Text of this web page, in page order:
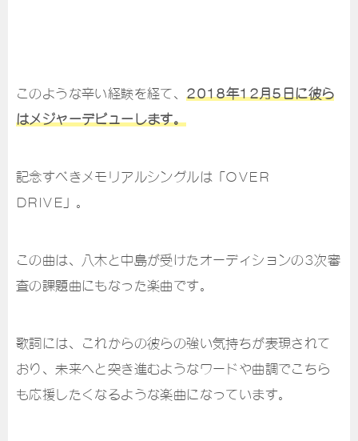
このような辛い経験を経て、 2018年12月5日に彼ら
はメジャーデビューします。
記念すべきメモリアルシングルは「OVER
DRIVE」。
この曲は、八木と中島が受けたオーディションの3次審
査の課題曲にもなった楽曲です。
歌詞には、これからの彼らの強い気持ちが表現されて
おり、未来へと突き進むようなワードや曲調でこちら
も応援したくなるような楽曲になっています。